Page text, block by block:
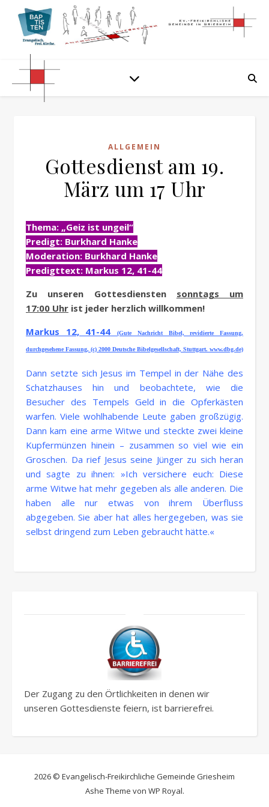
ALLGEMEIN
Gottesdienst am 19.
März um 17 Uhr
Thema: „Geiz ist ungeil“
Predigt: Burkhard Hanke
Moderation: Burkhard Hanke
Predigttext: Markus 12, 41-44
Zu unseren Gottesdiensten sonntags um
17:00 Uhr ist jeder herzlich willkommen!
Markus 12, 41-44
(Gute Nachricht Bibel, revidierte Fassung,
durchgesehene Fassung, (c) 2000 Deutsche Bibelgesellschaft, Stuttgart. www.dbg.de)
Dann setzte sich Jesus im Tempel in der Nähe des
Schatzhauses hin und beobachtete, wie die
Besucher des Tempels Geld in die Opferkästen
warfen. Viele wohlhabende Leute gaben großzügig.
Dann kam eine arme Witwe und steckte zwei kleine
Kupfermünzen hinein – zusammen so viel wie ein
Groschen. Da rief Jesus seine Jünger zu sich heran
und sagte zu ihnen: »Ich versichere euch: Diese
arme Witwe hat mehr gegeben als alle anderen. Die
haben alle nur etwas von ihrem Überfluss
abgegeben. Sie aber hat alles hergegeben, was sie
selbst dringend zum Leben gebraucht hätte.«
Der Zugang zu den Örtlichkeiten in denen wir
unseren Gottesdienste feiern, ist barrierefrei.
2026 © Evangelisch-Freikirchliche Gemeinde Griesheim
Ashe Theme von WP Royal.